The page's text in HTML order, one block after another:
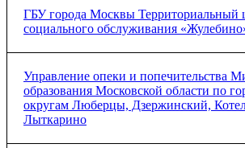
ГБУ города Москвы Территориальный
социального обслуживания
Соглашение о
Управление опеки и попечительства
образования Московской области по
округам Люберцы, Дзержинский,
Лыткарино